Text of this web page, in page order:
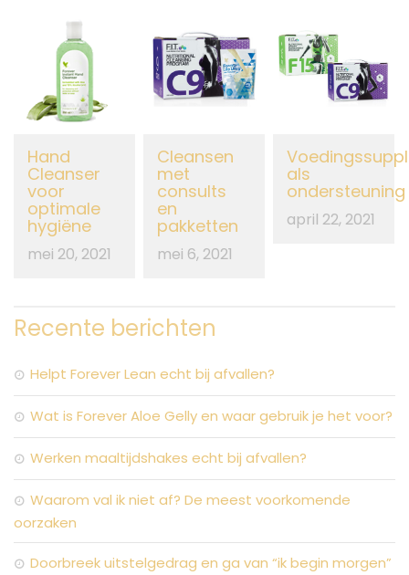
Hand
Cleanser
voor
optimale
hygiëne
mei 20, 2021
Cleansen
met
consults
en
pakketten
mei 6, 2021
als
ondersteuning
april 22, 2021
Recente berichten
Helpt Forever Lean echt bij afvallen?
Wat is Forever Aloe Gelly en waar gebruik je het voor?
Werken maaltijdshakes echt bij afvallen?
Waarom val ik niet af? De meest voorkomende
oorzaken
Doorbreek uitstelgedrag en ga van “ik begin morgen”